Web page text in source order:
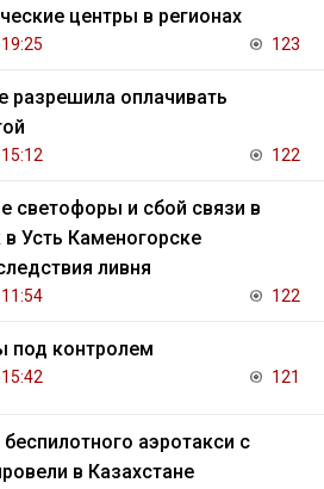
центры в регионах
123
разрешила оплачивать
122
светофоры и сбой связи в
Усть Каменогорске
ливня
122
под контролем
121
аэротакси с
в Казахстане